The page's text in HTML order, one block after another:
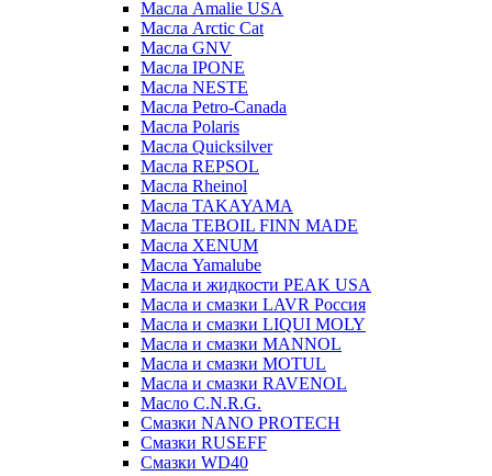
Масла Amalie USA
Масла Arctic Cat
Масла GNV
Масла IPONE
Масла NESTE
Масла Petro-Canada
Масла Polaris
Масла Quicksilver
Масла REPSOL
Масла Rheinol
Масла TAKAYAMA
Масла TEBOIL FINN MADE
Масла XENUM
Масла Yamalube
Масла и жидкости PEAK USA
Масла и смазки LAVR Россия
Масла и смазки LIQUI MOLY
Масла и смазки MANNOL
Масла и смазки MOTUL
Масла и смазки RAVENOL
Масло C.N.R.G.
Смазки NANO PROTECH
Смазки RUSEFF
Смазки WD40